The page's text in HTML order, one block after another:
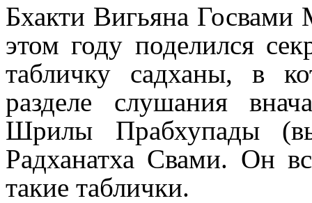
Бхакти Вигьяна
этом году поделился
табличку садханы, в
разделе слушания
Шрилы Прабхупады
Радханатха Свами. Он
такие таблички.